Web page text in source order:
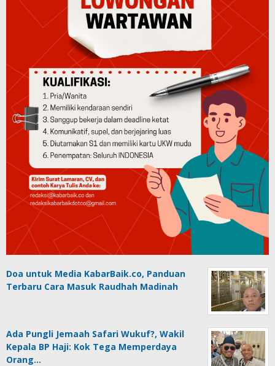
Doa untuk Media KabarBaik.co, Panduan
Terbaru Cara Masuk Raudhah Madinah
Ada Pungli Jemaah Safari Wukuf?, Wakil
Kepala BP Haji: Kok Tega Memperdaya
Orang…